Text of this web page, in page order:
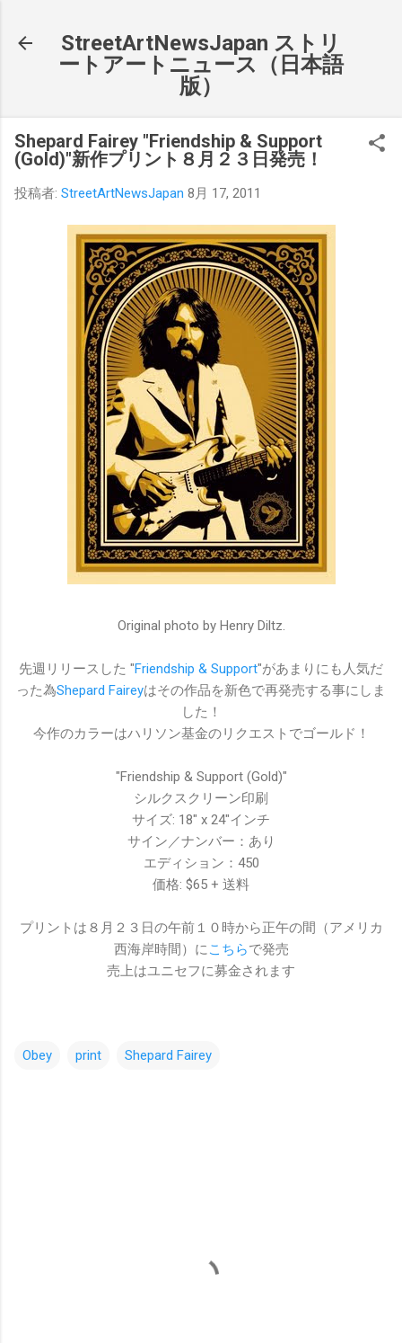
StreetArtNewsJapan ストリ
ートアートニュース（日本語
版）
Shepard Fairey "Friendship & Support
(Gold)"新作プリント８月２３日発売！
投稿者: StreetArtNewsJapan 8月 17, 2011
Original photo by Henry Diltz.
先週リリースした "Friendship & Support"があまりにも人気だ
った為Shepard Faireyはその作品を新色で再発売する事にしま
した！
今作のカラーはハリソン基金のリクエストでゴールド！
"Friendship & Support (Gold)"
シルクスクリーン印刷
サイズ: 18" x 24"インチ
サイン／ナンバー：あり
エディション：450
価格: $65 + 送料
プリントは８月２３日の午前１０時から正午の間（アメリカ
西海岸時間）に こちらで発売
売上はユニセフに募金されます
Obey print Shepard Fairey